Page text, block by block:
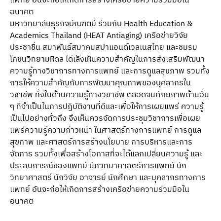
อนาคต
มหาวิทยาลัยธุรกิจบัณฑิตย์ ร่วมกับ Health Education &
Academics Thailand (HEAT Antiaging) เครือข่ายวิจัย
ประชาชื่น สมาพันธ์สมาคมสปาแอนด์เวลเนสไทย และชมรม
โภชนวิทยามหิดล ได้เล็งเห็นความสําคัญในการส่งเสริมพัฒนา
ความรู้ทางวิชาการทางการแพทย์ และการดูแลสุขภาพ รวมทั้ง
การให้ความสําคัญกับการพัฒนาคุณภาพของบุคลากรใน
วิชาชีพ ทั้งในด้านความรู้ทางวิชาชีพ ตลอดจนศักยภาพด้านอื่น
ๆ ที่จําเป็นในการปฏิบัติงานที่ดีและเพื่อให้การเผยแพร่ ความรู้
เป็นไปอย่างทั่วถึง จึงเห็นควรจัดการประชุมวิชาการเพื่อเผย
แพร่ความรู้ความก้าวหน้า ในศาสตร์ทางการแพทย์ การดูแล
สุขภาพ และศาสตร์การสร้างนโยบาย การบริหารและการ
จัดการ รวมทั้งเพื่อสร้างโอกาสที่จะได้แลกเปลี่ยนความรู้ และ
ประสบการณ์ของแพทย์ นักวิทยาศาสตร์การแพทย์ นัก
วิทยาศาสตร์ นักวิจัย อาจารย์ นักศึกษา และบุคลากรทางการ
แพทย์ อันจะก่อให้เกิดการสร้างเครือข่ายความร่วมมือใน
อนาคต